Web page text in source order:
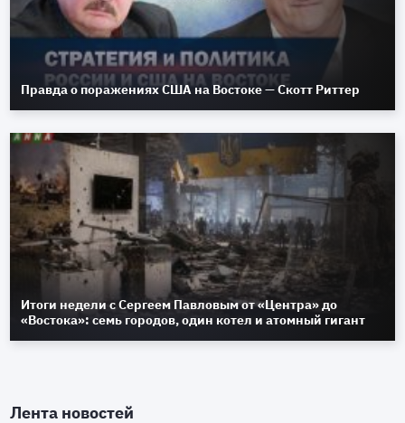
Правда о поражениях США на Востоке — Скотт Риттер
Итоги недели с Сергеем Павловым от «Центра» до
«Востока»: семь городов, один котел и атомный гигант
Лента новостей